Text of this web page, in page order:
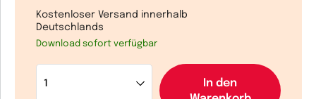
Kostenloser Versand innerhalb
Deutschlands
Download sofort verfügbar
In den